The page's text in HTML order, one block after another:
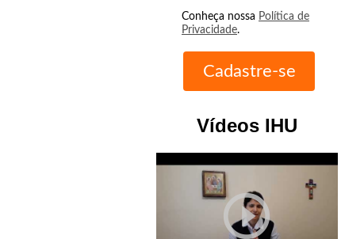
Conheça nossa Política de
Privacidade.
Vídeos IHU
play_circle_outline